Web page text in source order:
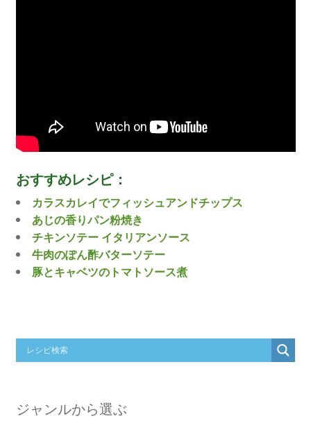
おすすめレシピ：
カラスカレイでフィッシュアンドチップス
あじの香りパン粉焼き
チキンソテー イタリアンソース
牛肉のぽん酢バターソテー
豚とキャベツのトマトソース煮
ジャンルから選ぶ